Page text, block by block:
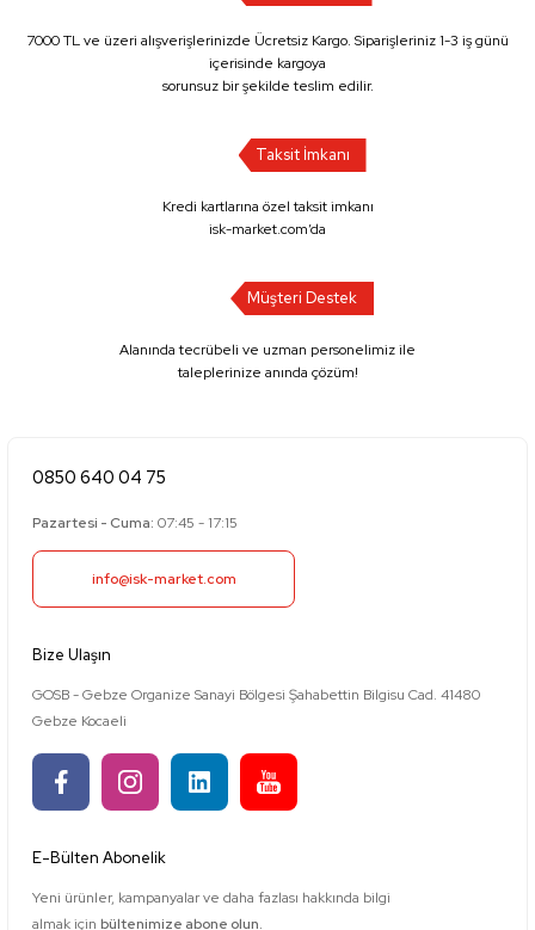
7000 TL ve üzeri alışverişlerinizde Ücretsiz Kargo. Siparişleriniz 1-3 iş günü
içerisinde kargoya
sorunsuz bir şekilde teslim edilir.
Taksit İmkanı
Kredi kartlarına özel taksit imkanı
isk-market.com’da
Müşteri Destek
Alanında tecrübeli ve uzman personelimiz ile
taleplerinize anında çözüm!
0850 640 04 75
Pazartesi - Cuma: 07:45 - 17:15
info@isk-market.com
Bize Ulaşın
GOSB - Gebze Organize Sanayi Bölgesi Şahabettin Bilgisu Cad. 41480
Gebze Kocaeli
E-Bülten Abonelik
Yeni ürünler, kampanyalar ve daha fazlası hakkında bilgi
almak için bültenimize abone olun.